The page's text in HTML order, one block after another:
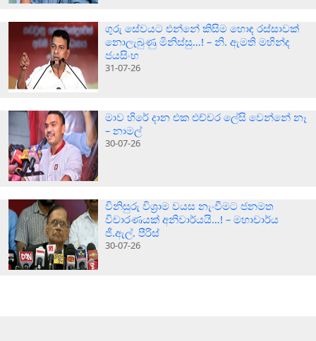
ගුරු සේවයට එන්නේ කිසිම හොඳ රස්සාවක්
නොලැබුණු මිනිස්සු…! – නි. ඇමති මහින්ද
ජයසිංහ
31-07-26
මාව හිරේ දාන එක එච්චර ලේසි වෙන්නේ නෑ
– නාමල්
30-07-26
විනිසුරු විශ්‍රාම වයස නැංවීමට ජනමත
විචාරණයක් අනිවාර්යයි…! – මහාචාර්ය
ජී.ඇල්. පීරිස්
30-07-26